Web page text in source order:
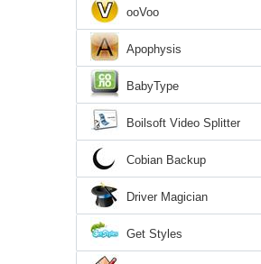
ooVoo
Apophysis
BabyType
Boilsoft Video Splitter
Cobian Backup
Driver Magician
Get Styles